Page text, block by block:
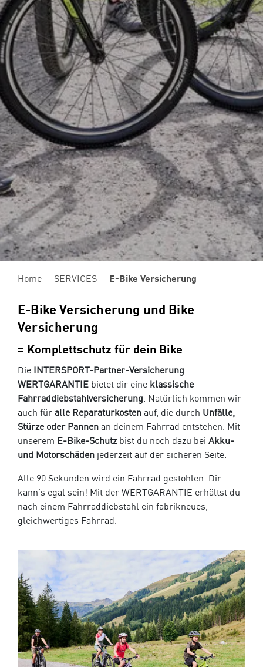
Tennis
INTERSPORT Fischer ist dein
Tennisspezialist in Vorarlberg!
Camping
Sun & Water
Home SERVICES E-Bike Versicherung
E-Bike Versicherung und Bike
Versicherung
= Komplettschutz für dein Bike
Die INTERSPORT-Partner-Versicherung
WERTGARANTIE bietet dir eine klassische
Fahrraddiebstahlversicherung. Natürlich kommen wir
auch für alle Reparaturkosten auf, die durch Unfälle,
Stürze oder Pannen an deinem Fahrrad entstehen. Mit
unserem E-Bike-Schutzbist du noch dazu bei Akku-
und Motorschäden jederzeit auf der sicheren Seite.
Alle 90 Sekunden wird ein Fahrrad gestohlen. Dir
kann’s egal sein! Mit der WERTGARANTIE erhältst du
nach einem Fahrraddiebstahl ein fabrikneues,
gleichwertiges Fahrrad.